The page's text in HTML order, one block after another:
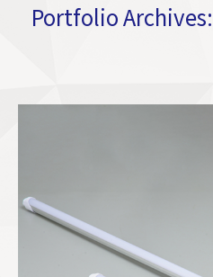
Portfolio Archives: